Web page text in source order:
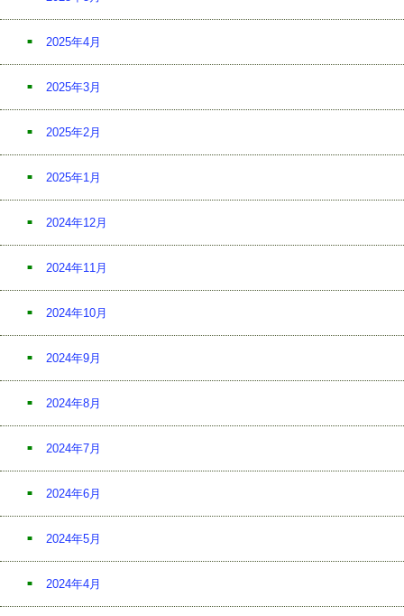
2025年4月
2025年3月
2025年2月
2025年1月
2024年12月
2024年11月
2024年10月
2024年9月
2024年8月
2024年7月
2024年6月
2024年5月
2024年4月